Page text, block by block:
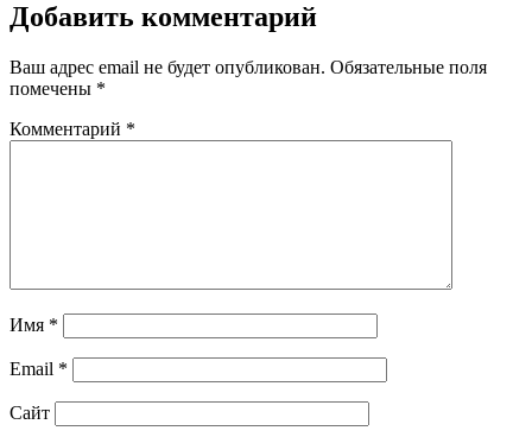
Добавить комментарий
Ваш адрес email не будет опубликован. Обязательные поля
помечены *
Комментарий *
Имя *
Email *
Сайт